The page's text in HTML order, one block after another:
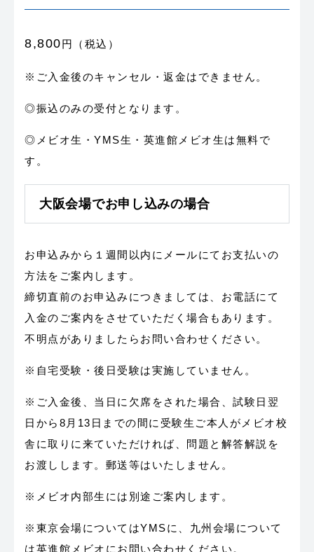
8,800円（税込）
※ご入金後のキャンセル・返金はできません。
◎振込のみの受付となります。
◎メビオ生・YMS生・英進館メビオ生は無料で
す。
大阪会場でお申し込みの場合
お申込みから１週間以内にメールにてお支払いの
方法をご案内します。
締切直前のお申込みにつきましては、お電話にて
入金のご案内をさせていただく場合もあります。
不明点がありましたらお問い合わせください。
※自宅受験・後日受験は実施していません。
※ご入金後、当日に欠席をされた場合、試験日翌
日から8月13日までの間に受験生ご本人がメビオ校
舎に取りに来ていただければ、問題と解答解説を
お渡しします。郵送等はいたしません。
※メビオ内部生には別途ご案内します。
※東京会場についてはYMSに、九州会場について
は英進館メビオにお問い合わせください。